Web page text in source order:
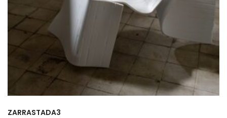
ZARRASTADA3